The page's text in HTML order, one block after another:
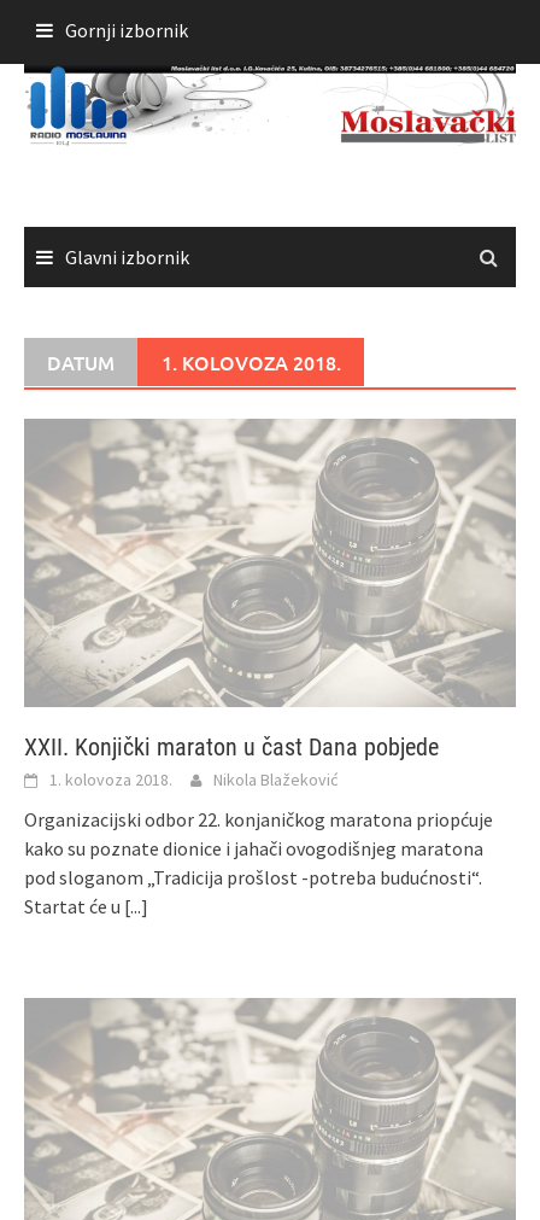
sadržaja
Gornji izbornik
Glavni izbornik
DATUM 1. KOLOVOZA 2018.
XXII. Konjički maraton u čast Dana pobjede
1. kolovoza 2018. Nikola Blažeković
Organizacijski odbor 22. konjaničkog maratona priopćuje
kako su poznate dionice i jahači ovogodišnjeg maratona
pod sloganom „Tradicija prošlost -potreba budućnosti“.
Startat će u [...]